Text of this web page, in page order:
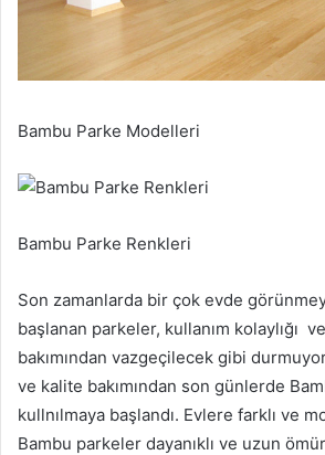
Bambu Parke Modelleri
Bambu Parke Renkleri
Son zamanlarda bir çok evde
başlanan parkeler, kullanım kolaylığı
bakımından vazgeçilecek gibi
ve kalite bakımından son günlerde
kullnılmaya başlandı. Evlere farklı ve
Bambu parkeler dayanıklı ve uzun